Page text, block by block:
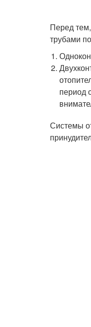
Перед
трубами
период
Системы